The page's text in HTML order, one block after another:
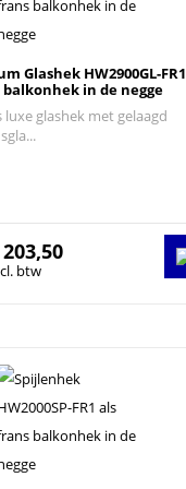
Glashek HW2900GL-FR1
in de negge
luxe glashek met gelaagd
203,50
btw